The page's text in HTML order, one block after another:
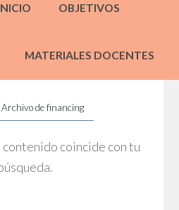
OBJETIVOS
MATERIALES DOCENTES
Archivo de financing
contenido coincide con tu